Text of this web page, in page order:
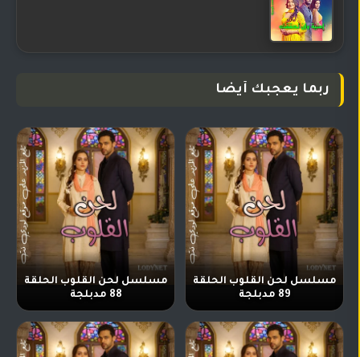
ربما يعجبك أيضا
مسلسل لحن القلوب الحلقة
89 مدبلجة
مسلسل لحن القلوب الحلقة
88 مدبلجة